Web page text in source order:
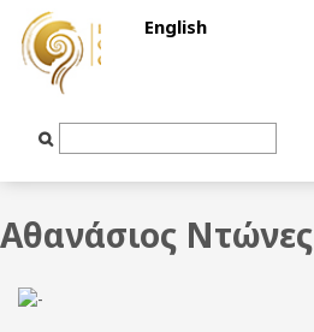
English
Input
Αθανάσιος Ντώνες